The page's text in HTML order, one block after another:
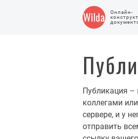
Онлайн-
Публикация –
коллегами
сервере, и у
отправить